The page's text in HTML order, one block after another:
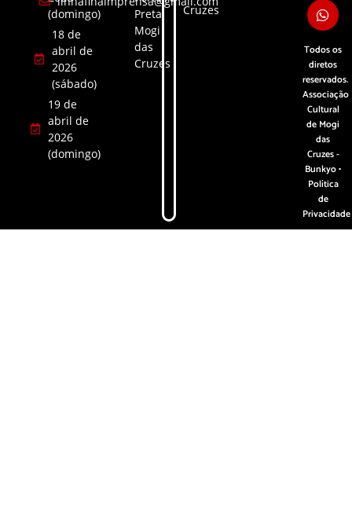
(domingo)
18 de
abril de
2026
(sábado)
19 de
abril de
2026
(domingo)
Preta,
Mogi
das
Cruzes
Cruzes
Todos os
diretos
reservados.
Associação
Cultural
de Mogi
das
Cruzes -
Bunkyo •
Política
de
Privacidade